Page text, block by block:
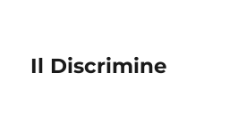
Il Discrimine